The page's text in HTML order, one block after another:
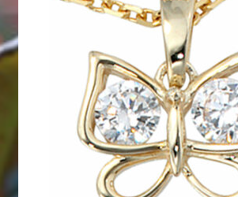
Partner